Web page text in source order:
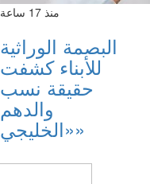
منذ 17 ساعة
البصمة الوراثية
للأبناء كشفت
حقيقة نسب
والدهم
«الخليجي»